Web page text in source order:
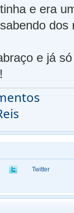
e era
e já
Twitter